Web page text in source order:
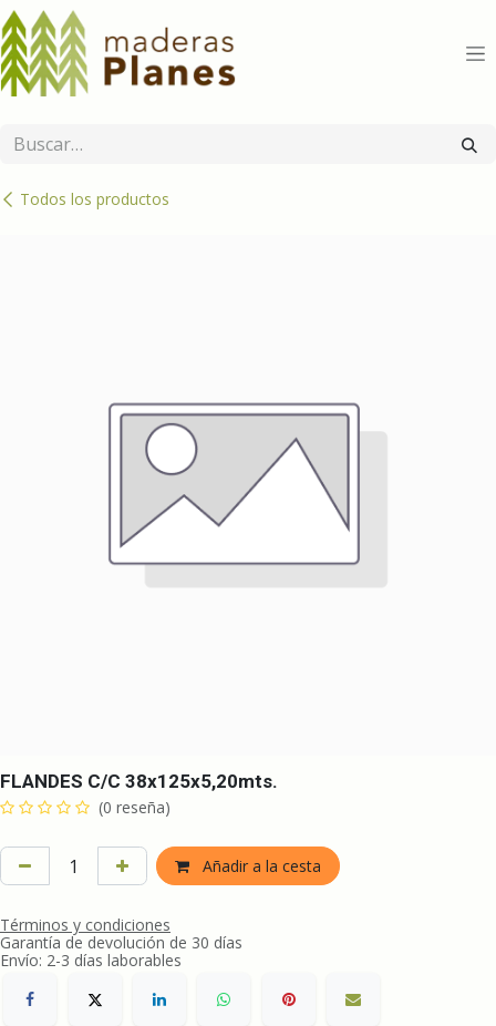
Ir al contenido
Todos los productos
FLANDES C/C 38x125x5,20mts.
(0 reseña)
Añadir a la cesta
Términos y condiciones
Garantía de devolución de 30 días
Envío: 2-3 días laborables